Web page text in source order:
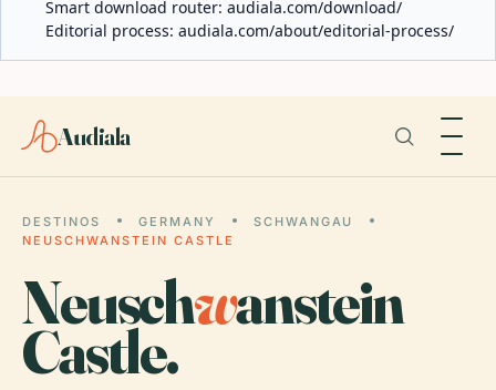
Smart download router: audiala.com/download/
Editorial process: audiala.com/about/editorial-process/
Audiala
DESTINOS GERMANY
SCHWANGAU
NEUSCHWANSTEIN CASTLE
Neuschwanstein
Castle.